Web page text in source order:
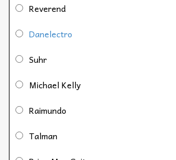
Reverend
Danelectro
Suhr
Michael Kelly
Raimundo
Talman